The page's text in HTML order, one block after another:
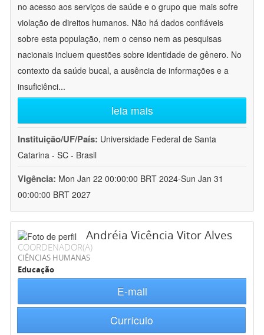
no acesso aos serviços de saúde e o grupo que mais sofre
violação de direitos humanos. Não há dados confiáveis
sobre esta população, nem o censo nem as pesquisas
nacionais incluem questões sobre identidade de gênero. No
contexto da saúde bucal, a ausência de informações e a
insuficiênci...
leia mais
Instituição/UF/País: Universidade Federal de Santa
Catarina - SC - Brasil
Vigência: Mon Jan 22 00:00:00 BRT 2024-Sun Jan 31
00:00:00 BRT 2027
Andréia Vicência Vitor Alves
COORDENADOR(A)
CIÊNCIAS HUMANAS
Educação
E-mail
Currículo